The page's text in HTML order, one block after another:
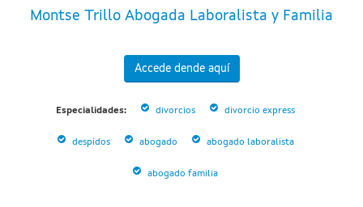
Montse Trillo Abogada Laboralista y Familia
Accede dende aquí
Especialidades: divorcios divorcio express
despidos abogado abogado laboralista
abogado familia